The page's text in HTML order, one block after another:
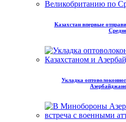
Казахстан впервые
Укладка